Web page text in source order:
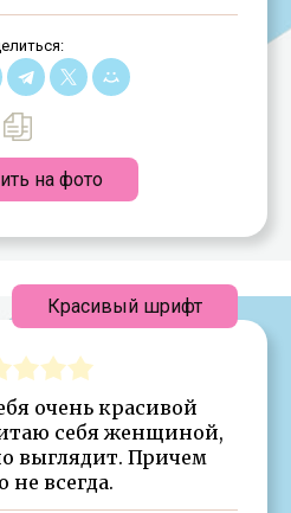
на фото
очень красивой
себя женщиной,
выглядит. Причем
не всегда.
Красивый шрифт